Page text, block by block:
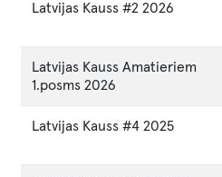
Latvijas Kauss #2 2026
Latvijas Kauss Amatieriem
1.posms 2026
Latvijas Kauss #4 2025